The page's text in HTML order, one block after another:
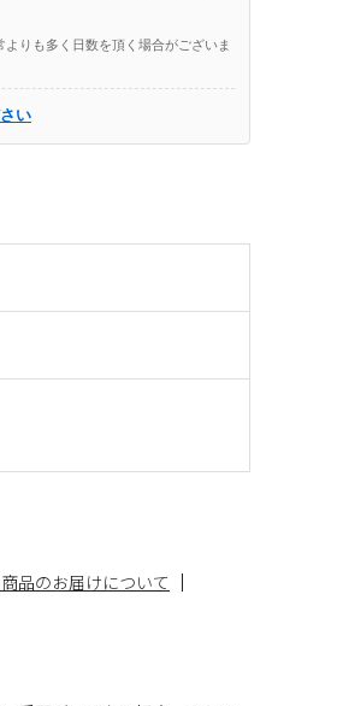
りも多く日数を頂く場合がございま
い
品のお届けについて